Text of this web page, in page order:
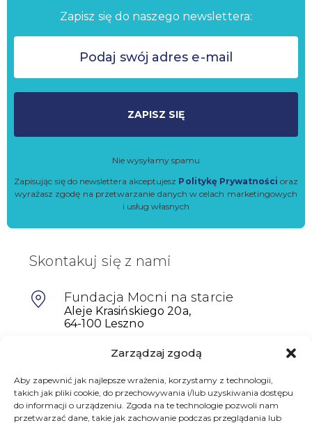
Zarządzaj zgodą
Aby zapewnić jak najlepsze wrażenia, korzystamy z technologii,
takich jak pliki cookie, do przechowywania i/lub uzyskiwania dostępu
do informacji o urządzeniu. Zgoda na te technologie pozwoli nam
przetwarzać dane, takie jak zachowanie podczas przeglądania lub
Zapisz się do naszego newslettera:
ZAPISZ SIĘ
Nie wysyłamy spamu
Zapisując się do newslettera akceptujesz Politykę Prywatności oraz
wyrażasz zgodę na przetwarzanie danych w celach marketingowych
i usług własnych
Skontakuj się z nami
Fundacja Mocni na starcie
Aleje Krasińskiego 20a,
64-100 Leszno
601698402
biuro@mocninastarcie.pl